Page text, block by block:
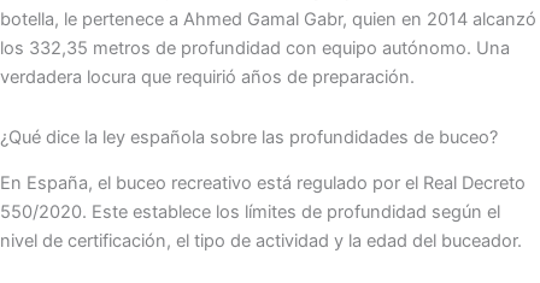
botella, le pertenece a Ahmed Gamal Gabr, quien en 2014 alcanzó
los 332,35 metros de profundidad con equipo autónomo. Una
verdadera locura que requirió años de preparación.
¿Qué dice la ley española sobre las profundidades de buceo?
En España, el buceo recreativo está regulado por el Real Decreto
550/2020. Este establece los límites de profundidad según el
nivel de certificación, el tipo de actividad y la edad del buceador.